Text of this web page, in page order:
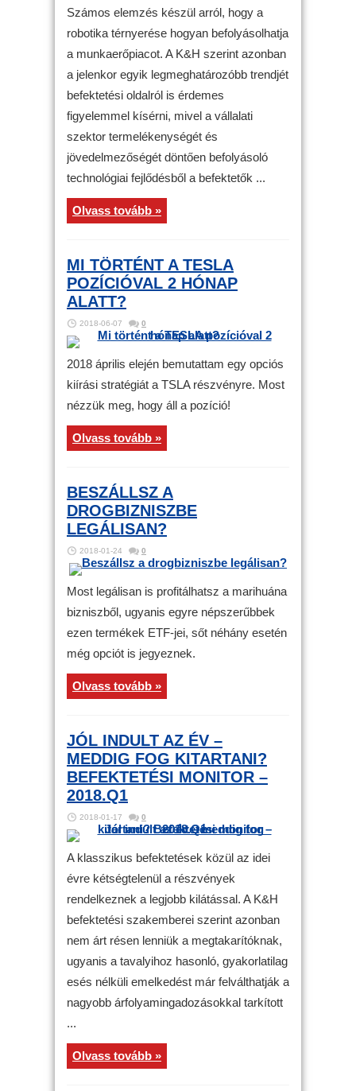
Számos elemzés készül arról, hogy a
robotika térnyerése hogyan befolyásolhatja
a munkaerőpiacot. A K&H szerint azonban
a jelenkor egyik legmeghatározóbb trendjét
befektetési oldalról is érdemes
figyelemmel kísérni, mivel a vállalati
szektor termelékenységét és
jövedelmezőségét döntően befolyásoló
technológiai fejlődésből a befektetők ...
Olvass tovább »
MI TÖRTÉNT A TESLA
POZÍCIÓVAL 2 HÓNAP
ALATT?
2018-06-07 0
2018 április elején bemutattam egy opciós
kiírási stratégiát a TSLA részvényre. Most
nézzük meg, hogy áll a pozíció!
Olvass tovább »
BESZÁLLSZ A
DROGBIZNISZBE
LEGÁLISAN?
2018-01-24 0
Most legálisan is profitálhatsz a marihuána
bizniszből, ugyanis egyre népszerűbbek
ezen termékek ETF-jei, sőt néhány esetén
még opciót is jegyeznek.
Olvass tovább »
JÓL INDULT AZ ÉV –
MEDDIG FOG KITARTANI?
BEFEKTETÉSI MONITOR –
2018.Q1
2018-01-17 0
A klasszikus befektetések közül az idei
évre kétségtelenül a részvények
rendelkeznek a legjobb kilátással. A K&H
befektetési szakemberei szerint azonban
nem árt résen lenniük a megtakarítóknak,
ugyanis a tavalyihoz hasonló, gyakorlatilag
esés nélküli emelkedést már felválthatják a
nagyobb árfolyamingadozásokkal tarkított
...
Olvass tovább »